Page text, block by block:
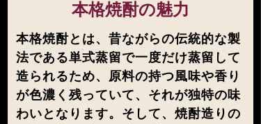
本格焼酎の魅力
本格焼酎とは、昔ながらの伝統的な製
法である単式蒸留で一度だけ蒸留して
造られるため、原料の持つ風味や香り
が色濃く残っていて、それが独特の味
わいとなります。そして、焼酎造りの